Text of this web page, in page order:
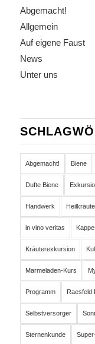
Abgemacht!
Allgemein
Auf eigene Faust
News
Unter uns
Abgemacht! Biene
Dufte Biene
Handwerk
in vino veritas
Kräuterexkursion
Marmeladen-Kurs
Programm Raesfeld
Selbstversorger
Sternenkunde